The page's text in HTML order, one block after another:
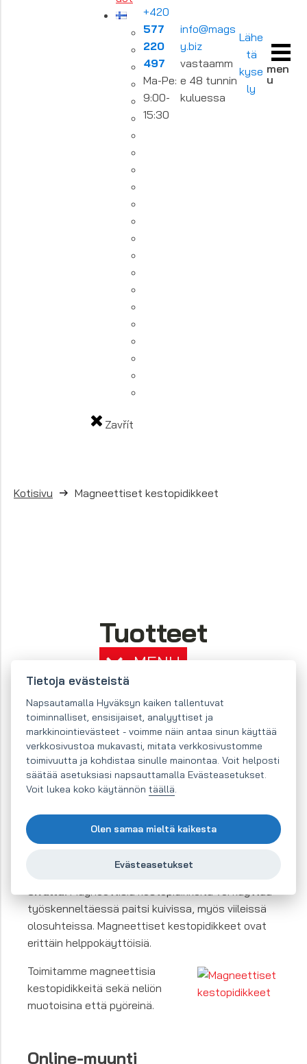
Zavřít
+420
577
220
497
Ma-Pe:
9:00-
15:30
info@mags
y.biz
vastaamm
e 48 tunnin
kuluessa
Lähe
tä
kyse
ly
men
u
Kotisivu Magneettiset kestopidikkeet
Tuotteet
MENU
Magneettiset
kestopidikkeet
Go to the e-shop
Magneettisissa
voimakkaat NdFeB-
magneetit. Niiden käytössä ei tarvita
sivulla.Magneettisia kestopidikkeitä voi käyttää
työskenneltäessä paitsi kuivissa, myös viileissä
olosuhteissa. Magneettiset kestopidikkeet ovat
erittäin helppokäyttöisiä.
Toimitamme magneettisia
kestopidikkeitä sekä neliön
muotoisina että pyöreinä.
Online-myynti
Tietoja evästeistä
Napsautamalla Hyväksyn kaiken tallentuvat
toiminnalliset, ensisijaiset, analyyttiset ja
markkinointievästeet - voimme näin antaa sinun käyttää
verkkosivustoa mukavasti, mitata verkkosivustomme
toimivuutta ja kohdistaa sinulle mainontaa. Voit helposti
säätää asetuksiasi napsauttamalla Evästeasetukset.
Voit lukea koko käytännöntäällä.
Olen samaa mieltä kaikesta
Evästeasetukset